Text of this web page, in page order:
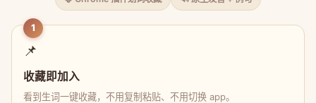
1
📌
收藏即加入
看到生词一键收藏，不用复制粘贴、不用切换 app。